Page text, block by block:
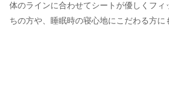
体のラインに合わせてシートが優しくフィ
ちの方や、睡眠時の寝心地にこだわる方に